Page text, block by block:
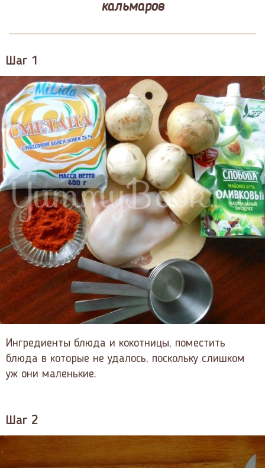
кальмаров
Шаг 1
Ингредиенты блюда и кокотницы, поместить
блюда в которые не удалось, поскольку слишком
уж они маленькие.
Шаг 2